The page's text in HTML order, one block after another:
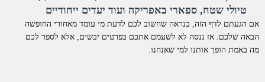
טיולי שטח, ספארי באפריקה ועוד יעדים ייחודיים
אם הגעתם לדף הזה, כנראה שחשוב לכם לדעת מי עומד מאחורי החופשה
הבאה שלכם. אז ננסה לא לשעמם אתכם בפרטים יבשים, אלא לספר לכם
מה באמת הופך אותנו למי שאנחנו.